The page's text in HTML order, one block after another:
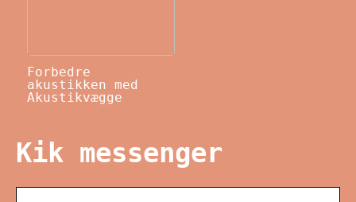
Forbedre
akustikken med
Akustikvægge
Kik messenger